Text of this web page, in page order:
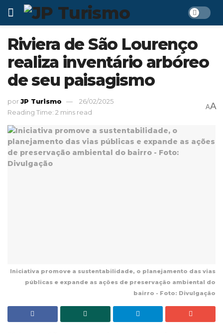
Riviera de São Lourenço
realiza inventário arbóreo
de seu paisagismo
porJP Turismo
26/02/2025
Reading Time: 2 mins read
AA
Iniciativa promove a sustentabilidade, o planejamento das vias
públicas e expande as ações de preservação ambiental do
bairro - Foto: Divulgação